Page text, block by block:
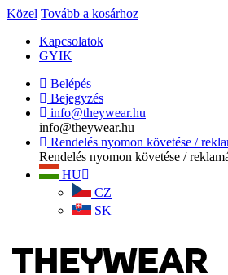
Közel Tovább a kosárhoz
Kapcsolatok
GYIK
Belépés
Bejegyzés
info@theywear.hu
info@theywear.hu
Rendelés nyomon követése /
Rendelés nyomon követése /
HU
CZ
SK